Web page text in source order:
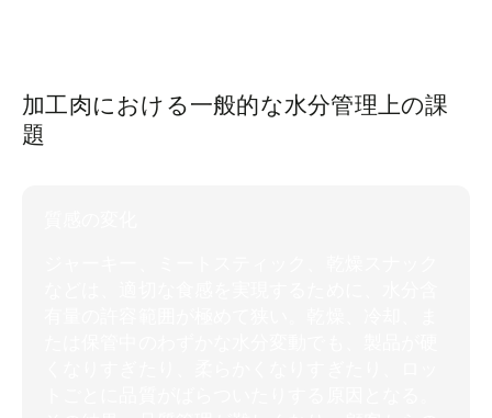
加工肉における一般的な水分管理上の課
題